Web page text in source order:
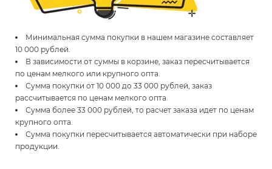
Минимальная сумма покупки в нашем магазине составляет
10 000 рублей.
В зависимости от суммы в корзине, заказ пересчитывается
по ценам мелкого или крупного опта.
Сумма покупки от 10 000 до 33 000 рублей, заказ
рассчитывается по ценам мелкого опта.
Сумма более 33 000 рублей, то расчет заказа идет по ценам
крупного опта.
Сумма покупки пересчитывается автоматически при наборе
продукции.